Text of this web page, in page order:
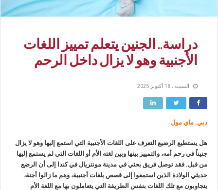
دراسة.. الجنين يتعلم تمييز اللغات
الأجنبية وهو لا يزال داخل الرحم
السبت , 18 أكتوبر 2025
دبي. ماي مول
هل يستطيع الرضيع التعرف على اللغات الأجنبية التي استمع إليها وهو لا يزال
جنيناً في رحم أمه، والتمييز بينها وبين لغته الأم أو اللغات التي لم يستمع إليها
من قبل. فقد توصل فريق بحثي في مدينة مونتريال في كندا إلى أن الرضع
حديثي الولادة الذين استمعوا إلى قصص بلغات أجنبية، وهم ما زالوا أجنة،
يتجاوبون مع تلك اللغات بنفس الطريقة التي يتعاملون بها مع اللغة الأم